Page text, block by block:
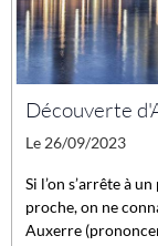
Découverte
Le 26/09/2023
Si l’on s’arrête à
proche, on ne
Auxerre